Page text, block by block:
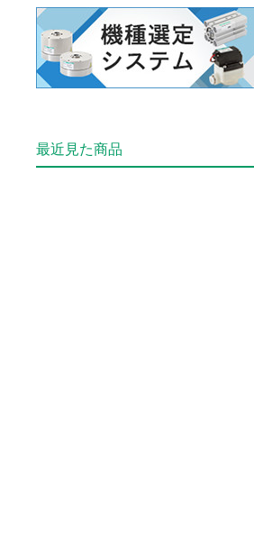
最近見た商品